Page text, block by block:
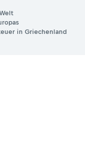
in Griechenland